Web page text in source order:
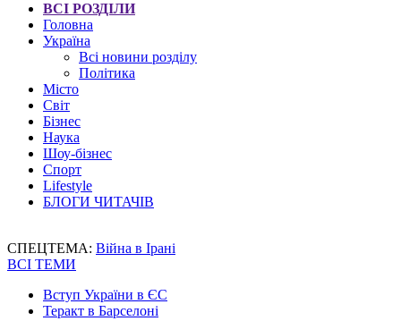
ВСІ РОЗДІЛИ
Головна
Україна
Всі новини розділу
Політика
Місто
Світ
Бізнес
Наука
Шоу-бізнес
Спорт
Lifestyle
БЛОГИ ЧИТАЧІВ
СПЕЦТЕМА: Війна в Ірані
ВСІ ТЕМИ
Вступ України в ЄС
Теракт в Барселоні